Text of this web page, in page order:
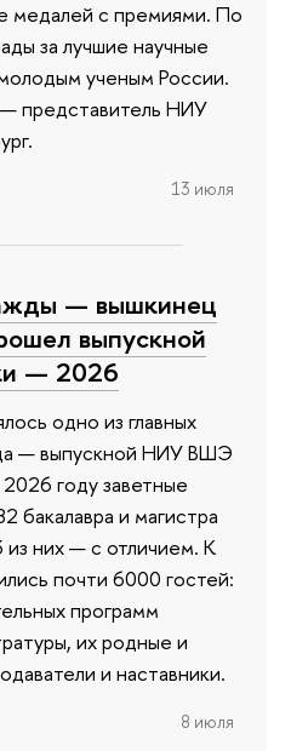
медалей с премиями. По
за лучшие научные
ученым России.
представитель НИУ
13 июля
— вышкинец
выпускной
— 2026
одно из главных
— выпускной НИУ ВШЭ
году заветные
бакалавра и магистра
них — с отличием. К
почти 6000 гостей:
программ
их родные и
и наставники.
8 июля